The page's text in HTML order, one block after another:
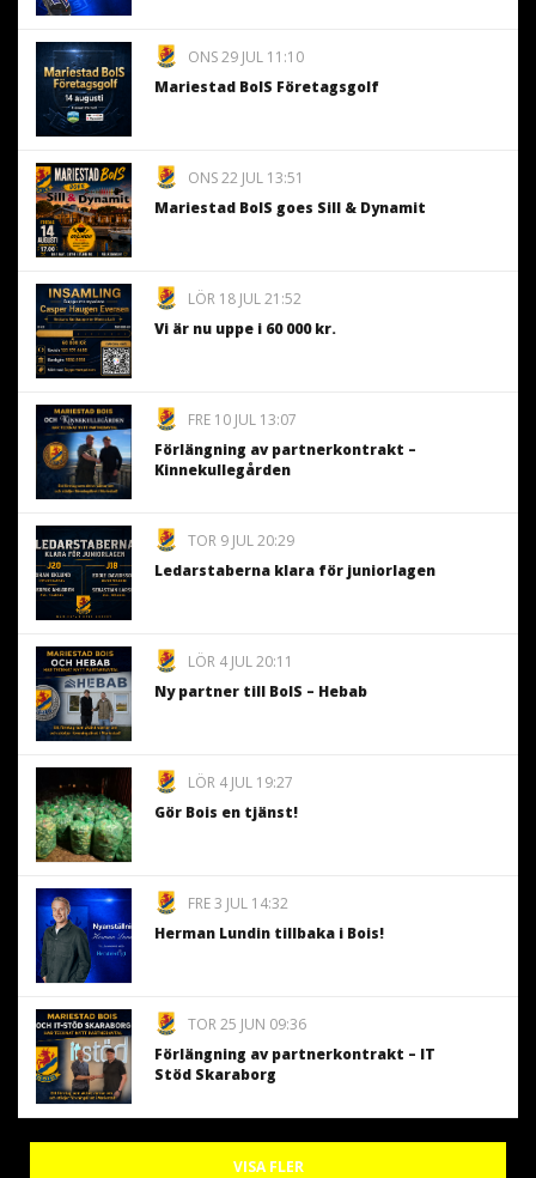
ONS 29 JUL 11:10
Mariestad BoIS Företagsgolf
ONS 22 JUL 13:51
Mariestad BoIS goes Sill & Dynamit
LÖR 18 JUL 21:52
Vi är nu uppe i 60 000 kr.
FRE 10 JUL 13:07
Förlängning av partnerkontrakt –
Kinnekullegården
TOR 9 JUL 20:29
Ledarstaberna klara för juniorlagen
LÖR 4 JUL 20:11
Ny partner till BoIS – Hebab
LÖR 4 JUL 19:27
Gör Bois en tjänst!
FRE 3 JUL 14:32
Herman Lundin tillbaka i Bois!
TOR 25 JUN 09:36
Förlängning av partnerkontrakt – IT
Stöd Skaraborg
VISA FLER